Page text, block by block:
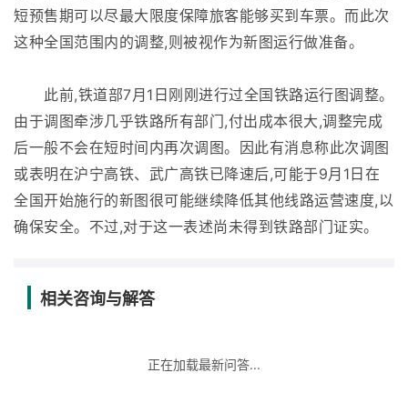
短预售期可以尽最大限度保障旅客能够买到车票。而此次
这种全国范围内的调整,则被视作为新图运行做准备。
此前,铁道部7月1日刚刚进行过全国铁路运行图调整。
由于调图牵涉几乎铁路所有部门,付出成本很大,调整完成
后一般不会在短时间内再次调图。因此有消息称此次调图
或表明在沪宁高铁、武广高铁已降速后,可能于9月1日在
全国开始施行的新图很可能继续降低其他线路运营速度,以
确保安全。不过,对于这一表述尚未得到铁路部门证实。
相关咨询与解答
正在加载最新问答...